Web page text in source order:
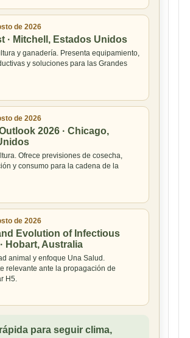
de 2026
· Mitchell, Estados Unidos
y ganadería. Presenta equipamiento,
y soluciones para las Grandes
de 2026
2026 · Chicago,
Ofrece previsiones de cosecha,
y consumo para la cadena de la
de 2026
Evolution of Infectious
Hobart, Australia
animal y enfoque Una Salud.
relevante ante la propagación de
H5.
para seguir clima,